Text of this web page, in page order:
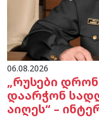
06.08.2026
„რუსები
დაარჭონ
აიღეს“ –